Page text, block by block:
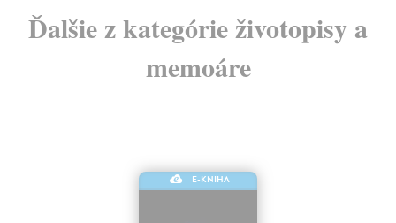
Ďalšie z kategórie životopisy a
memoáre
E-KNIHA